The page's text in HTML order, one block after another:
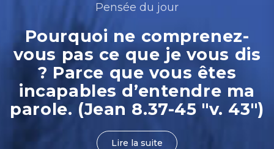
Pensée du jour
Pourquoi ne comprenez-
vous pas ce que je vous dis
? Parce que vous êtes
incapables d’entendre ma
parole. (Jean 8.37-45 "v. 43")
Lire la suite